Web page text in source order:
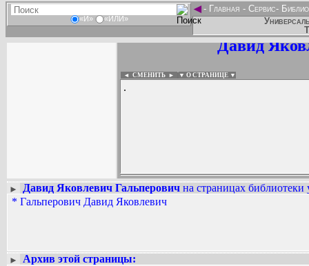
«И» «ИЛИ»
◄- Главная - Сервис-
Давид
◄ СМЕНИТЬ ► ▼ О СТРАНИЦЕ ▼
.
Вадим Ершов...
► Давид Яковлевич Гальперович на страницах библиотеки
* Гальперович Давид Яковлевич
►
Архив этой страницы: